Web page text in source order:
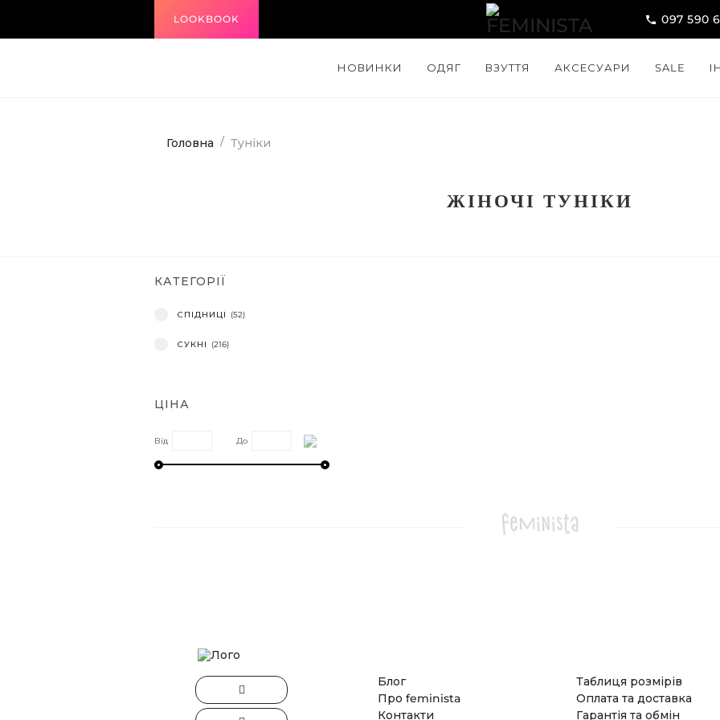
LOOKBOOK 097 590
НОВИНКИ ОДЯГ ВЗУТТЯ АКСЕСУАРИ SALE
Головна Туніки
ЖІНОЧІ ТУНІКИ
КАТЕГОРІЇ
СПІДНИЦІ (52)
СУКНІ (216)
ЦІНА
Від До
Блог
Про feminista
Контакти
Таблиця розмірів
Оплата та доставка
Гарантія та обмін